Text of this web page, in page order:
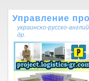
Управление
украинско-русско-
др.